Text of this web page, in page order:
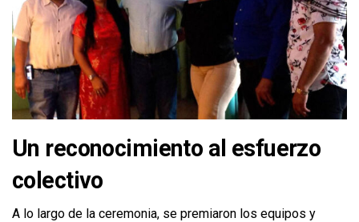
Un reconocimiento al esfuerzo
colectivo
A lo largo de la ceremonia, se premiaron los equipos y